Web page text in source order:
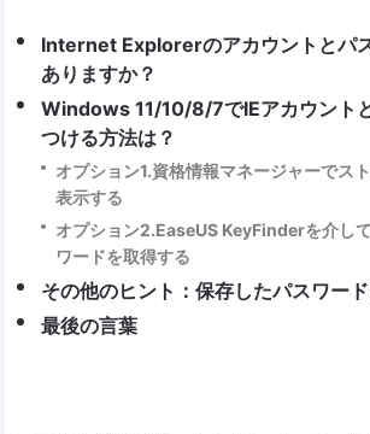
Internet Explorerのアカウントとパ
ありますか？
Windows 11/10/8/7でIEアカウント
つける方法は？
オプション1.資格情報マネージャーでス
表示する
オプション2.EaseUS KeyFinderを介し
ワードを取得する
その他のヒント：保存したパスワー
最後の言葉